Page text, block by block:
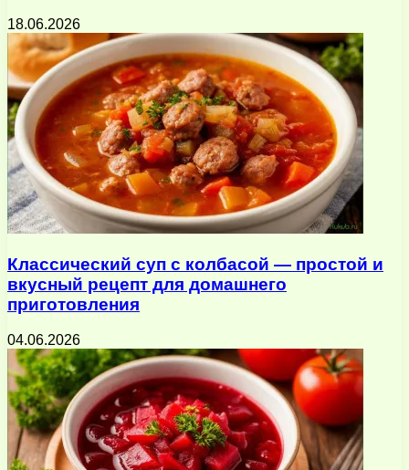
18.06.2026
Классический суп с колбасой — простой и
вкусный рецепт для домашнего
приготовления
04.06.2026